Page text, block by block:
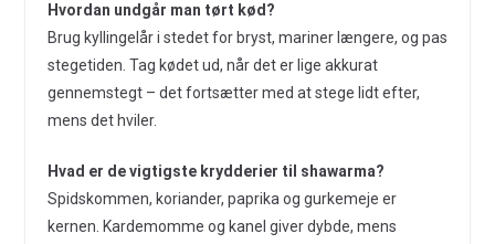
Hvordan undgår man tørt kød?
Brug kyllingelår i stedet for bryst, mariner længere, og pas
stegetiden. Tag kødet ud, når det er lige akkurat
gennemstegt – det fortsætter med at stege lidt efter,
mens det hviler.
Hvad er de vigtigste krydderier til shawarma?
Spidskommen, koriander, paprika og gurkemeje er
kernen. Kardemomme og kanel giver dybde, mens